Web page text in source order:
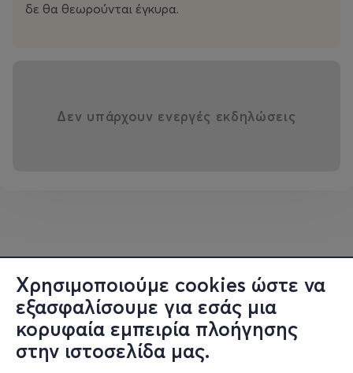
Χρησιμοποιούμε cookies ώστε να
εξασφαλίσουμε για εσάς μια
κορυφαία εμπειρία πλοήγησης
στην ιστοσελίδα μας.
δε θα θεωρούνται έγκυρα.
Δεν υπάρχουν ενεργές εκδηλώσεις